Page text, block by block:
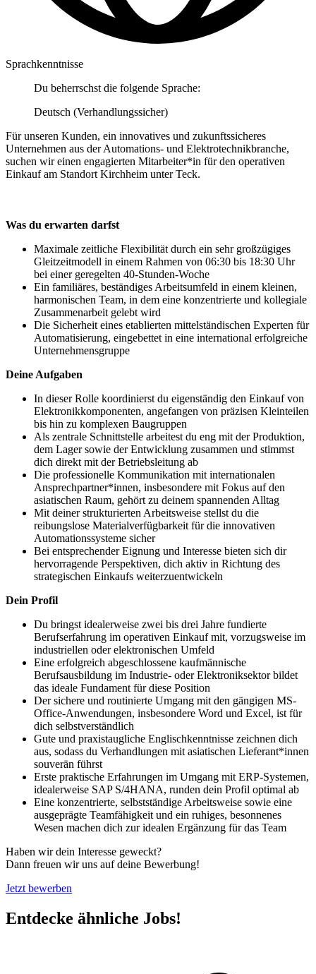
Sprachkenntnisse
Du beherrschst die folgende Sprache:
Deutsch (Verhandlungssicher)
Für unseren Kunden, ein innovatives und zukunftssicheres
Unternehmen aus der Automations- und Elektrotechnikbranche,
suchen wir einen engagierten Mitarbeiter*in für den operativen
Einkauf am Standort Kirchheim unter Teck.
Was du erwarten darfst
Maximale zeitliche Flexibilität durch ein sehr großzügiges
Gleitzeitmodell in einem Rahmen von 06:30 bis 18:30 Uhr
bei einer geregelten 40-Stunden-Woche
Ein familiäres, beständiges Arbeitsumfeld in einem kleinen,
harmonischen Team, in dem eine konzentrierte und kollegiale
Zusammenarbeit gelebt wird
Die Sicherheit eines etablierten mittelständischen Experten für
Automatisierung, eingebettet in eine international erfolgreiche
Unternehmensgruppe
Deine Aufgaben
In dieser Rolle koordinierst du eigenständig den Einkauf von
Elektronikkomponenten, angefangen von präzisen Kleinteilen
bis hin zu komplexen Baugruppen
Als zentrale Schnittstelle arbeitest du eng mit der Produktion,
dem Lager sowie der Entwicklung zusammen und stimmst
dich direkt mit der Betriebsleitung ab
Die professionelle Kommunikation mit internationalen
Ansprechpartner*innen, insbesondere mit Fokus auf den
asiatischen Raum, gehört zu deinem spannenden Alltag
Mit deiner strukturierten Arbeitsweise stellst du die
reibungslose Materialverfügbarkeit für die innovativen
Automationssysteme sicher
Bei entsprechender Eignung und Interesse bieten sich dir
hervorragende Perspektiven, dich aktiv in Richtung des
strategischen Einkaufs weiterzuentwickeln
Dein Profil
Du bringst idealerweise zwei bis drei Jahre fundierte
Berufserfahrung im operativen Einkauf mit, vorzugsweise im
industriellen oder elektronischen Umfeld
Eine erfolgreich abgeschlossene kaufmännische
Berufsausbildung im Industrie- oder Elektroniksektor bildet
das ideale Fundament für diese Position
Der sichere und routinierte Umgang mit den gängigen MS-
Office-Anwendungen, insbesondere Word und Excel, ist für
dich selbstverständlich
Gute und praxistaugliche Englischkenntnisse zeichnen dich
aus, sodass du Verhandlungen mit asiatischen Lieferant*innen
souverän führst
Erste praktische Erfahrungen im Umgang mit ERP-Systemen,
idealerweise SAP S/4HANA, runden dein Profil optimal ab
Eine konzentrierte, selbstständige Arbeitsweise sowie eine
ausgeprägte Teamfähigkeit und ein ruhiges, besonnenes
Wesen machen dich zur idealen Ergänzung für das Team
Haben wir dein Interesse geweckt?
Dann freuen wir uns auf deine Bewerbung!
Jetzt bewerben
Entdecke ähnliche Jobs!